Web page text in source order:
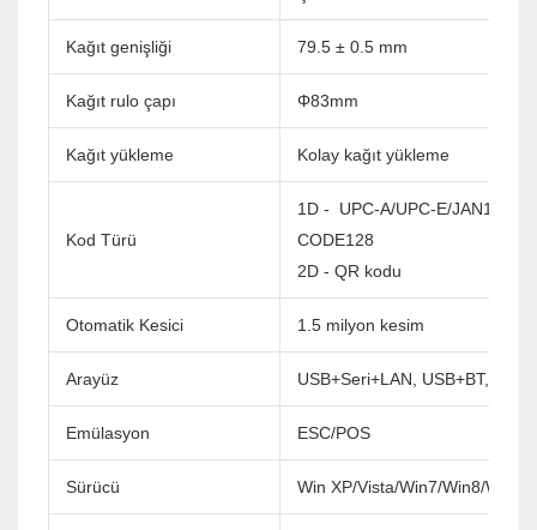
Kağıt genişliği 79.5 ± 0.5 mm
Kağıt rulo çapı Φ83mm
Kağıt yükleme Kolay kağıt yükleme
Kod Türü
1D - UPC-A/UPC-E/
CODE128
2D - QR kodu
Otomatik Kesici 1.5 milyon kesim
Arayüz USB+Seri+LAN, USB+BT,
Emülasyon ESC/POS
Sürücü Win XP/Vista/Win7/Win8/